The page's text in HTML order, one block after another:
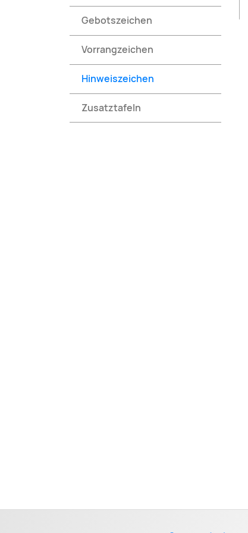
Gebotszeichen
Vorrangzeichen
Hinweiszeichen
Zusatztafeln